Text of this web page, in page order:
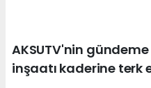
AKSUTV'nin
inşaatı kaderine terk